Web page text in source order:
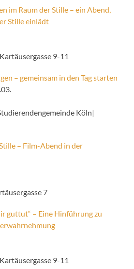
im Raum der Stille – ein Abend,
Stille einlädt
9-11
– gemeinsam in den Tag starten
Köln|
– Film-Abend in der
7
guttut“ – Eine Hinführung zu
9-11